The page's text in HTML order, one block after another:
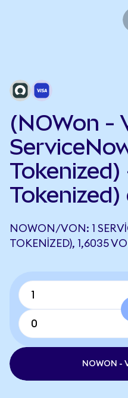
(NOWon -
NOWON/VON: 1
TOKENIZED), 1,6035
NOWON -